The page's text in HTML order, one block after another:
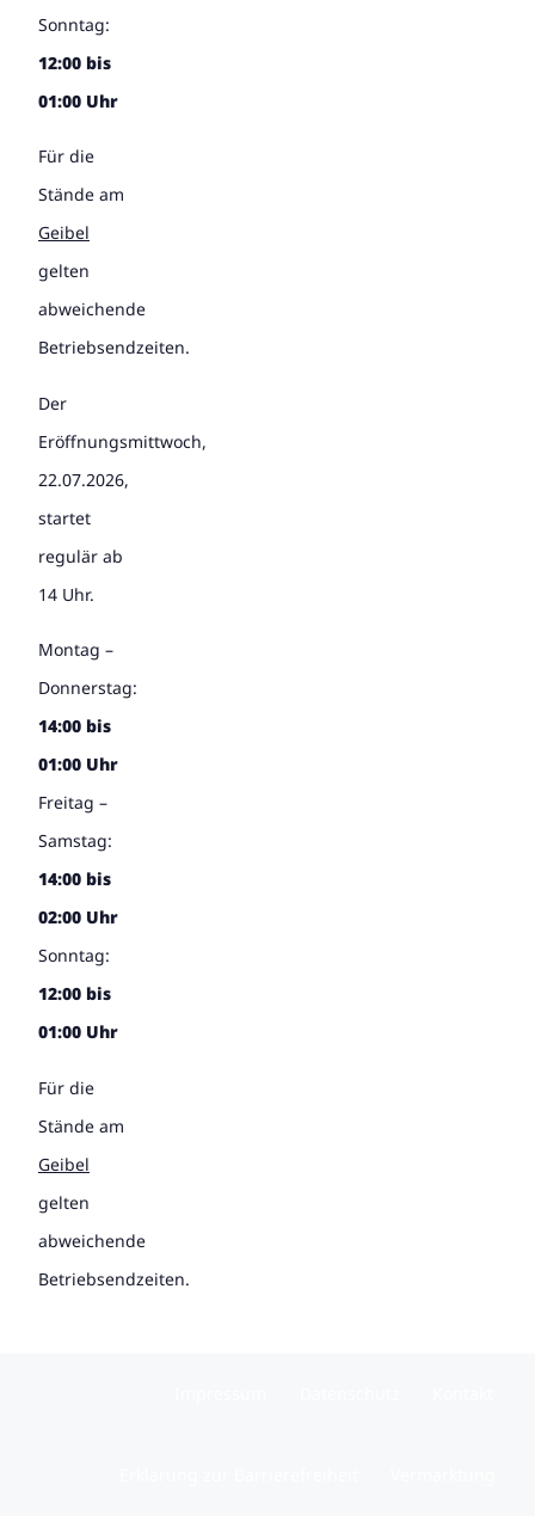
Sonntag:
12:00 bis
01:00 Uhr
Für die
Stände am
Geibel
gelten
abweichende
Betriebsendzeiten.
Der
Eröffnungsmittwoch,
22.07.2026,
startet
regulär ab
14 Uhr.
Montag –
Donnerstag:
14:00 bis
01:00 Uhr
Freitag –
Samstag:
14:00 bis
02:00 Uhr
Sonntag:
12:00 bis
01:00 Uhr
Für die
Stände am
Geibel
gelten
abweichende
Betriebsendzeiten.